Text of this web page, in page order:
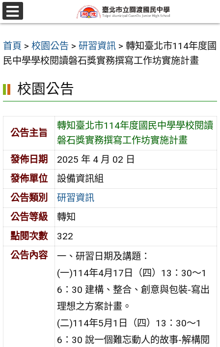
跳
至
要
內
區
選
單
首頁 > 校園公告 > 研習資訊 > 轉知臺北市114年度國
民中學學校閱讀磐石獎實務撰寫工作坊實施計畫
校園公告
公告主旨
轉知臺北市114年度國民中學學校閱讀
磐石獎實務撰寫工作坊實施計畫
發佈日期
2025 年 4 月 02 日
發佈單位
設備資訊組
公告類別
研習資訊
公告等級
轉知
點閱次數
322
公告內容
一、研習日期及講題：
(一)114年4月17日（四）13：30～1
6：30 建構、整合、創意與包裝-寫出
理想之方案計畫。
(二)114年5月1日（四）13：30～1
6：30 說一個難忘動人的故事-解構閱